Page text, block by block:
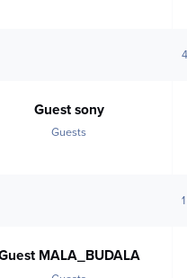
Guest sony
Guests
MALA_BUDALA